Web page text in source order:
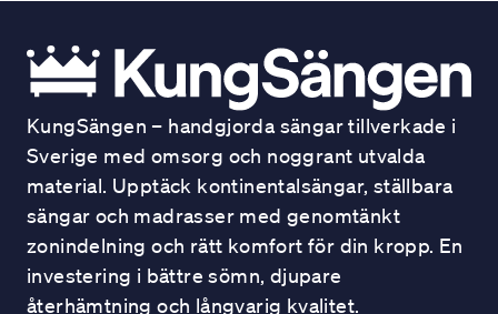
KungSängen – handgjorda sängar tillverkade i
Sverige med omsorg och noggrant utvalda
material. Upptäck kontinentalsängar, ställbara
sängar och madrasser med genomtänkt
zonindelning och rätt komfort för din kropp. En
investering i bättre sömn, djupare
återhämtning och långvarig kvalitet.